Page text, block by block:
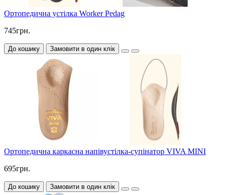
Ортопедична устілка Worker Pedag
745грн.
До кошику Замовити в один клік
Ортопедична каркасна напівустілка-супінатор VIVA MINI
695грн.
До кошику Замовити в один клік